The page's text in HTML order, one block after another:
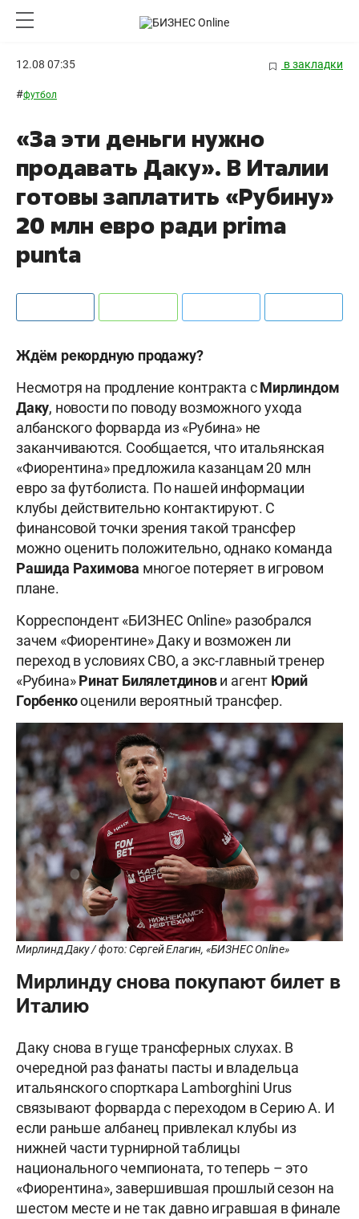
12.08 07:35 в закладки
#футбол
«За эти деньги нужно
продавать Даку». В Италии
готовы заплатить «Рубину»
20 млн евро ради prima
punta
Ждём рекордную продажу?
Несмотря на продление контракта сМирлиндом
Даку, новости по поводу возможного ухода
албанского форварда из «Рубина» не
заканчиваются. Сообщается, что итальянская
«Фиорентина» предложила казанцам 20 млн
евро за футболиста. По нашей информации
клубы действительно контактируют. С
финансовой точки зрения такой трансфер
можно оценить положительно, однако команда
Рашида Рахимова многое потеряет в игровом
плане.
Корреспондент «БИЗНЕС Online» разобрался
зачем «Фиорентине» Даку и возможен ли
переход в условиях СВО, а экс-главный тренер
«Рубина»Ринат Билялетдинови агент Юрий
Горбенкооценили вероятный трансфер.
Мирлинд Даку / фото: Сергей Елагин, «БИЗНЕС Online»
Мирлинду снова покупают билет в
Италию
Даку снова в гуще трансферных слухах. В
очередной раз фанаты пасты и владельца
итальянского спорткара Lamborghini Urus
связывают форварда с переходом в Серию А. И
если раньше албанец привлекал клубы из
нижней части турнирной таблицы
национального чемпионата, то теперь – это
«Фиорентина», завершившая прошлый сезон на
шестом месте и не так давно игравшая в финале